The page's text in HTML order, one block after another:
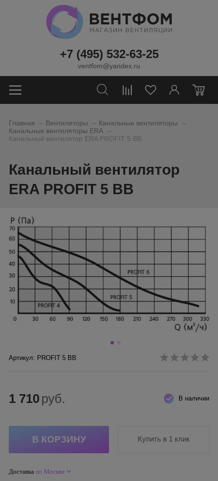
+7 (495) 532-63-25
ventfom@yandex.ru
0
Главная Вентиляторы Канальные вентиляторы
Канальные вентиляторы ERA _
Канальный вентилятор ERA PROFIT 5 BB
Канальный вентилятор
ERA PROFIT 5 BB
Артикул: PROFIT 5 BB
В наличии
1 710 руб.
Купить в 1 клик
Доставка по Москве